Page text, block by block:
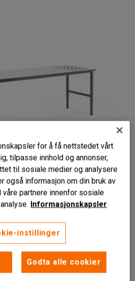
understell
med innebygde kuleruller
og tåler tøffe arbeidsmiljøer.
for å få nettstedet vårt
tilpasse innhold og annonser,
til sosiale medier og analysere
også informasjon om din bruk av
partnere innenfor sosiale
Informasjonskapsler
instillinger
Godta alle cookier